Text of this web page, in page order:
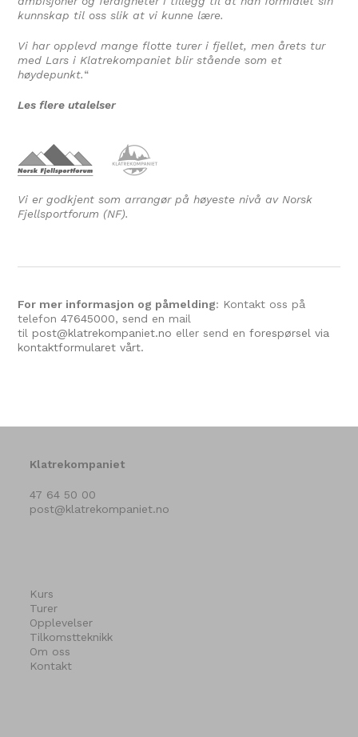
kunnskap til oss slik at vi kunne lære.
Vi har opplevd mange flotte turer i fjellet, men årets tur
med Lars i Klatrekompaniet blir stående som et
høydepunkt.“
Les flere utalelser
Vi er godkjent som arrangør på høyeste nivå av Norsk
Fjellsportforum (NF).
For mer informasjon og påmelding: Kontakt oss på
telefon47645000, send en mail
til post@klatrekompaniet.no eller send enforespørsel via
kontaktformularet vårt.
Klatrekompaniet
47 64 50 00
post@klatrekompaniet.no
Kurs
Turer
Opplevelser
Tilkomstteknikk
Om oss
Kontakt